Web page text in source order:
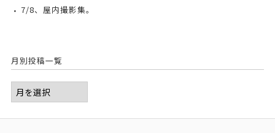
7/8、屋内撮影集。
月別投稿一覧